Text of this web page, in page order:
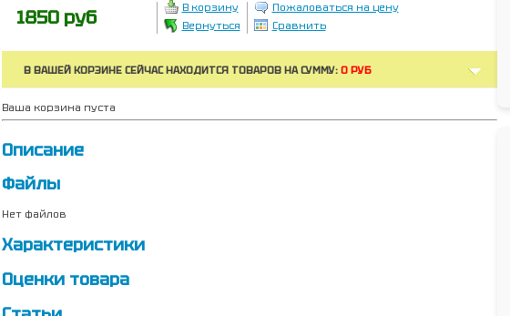
1850 руб
В корзину
Вернуться
Пожаловаться на цену
Сравнить
В ВАШЕЙ КОРЗИНЕ СЕЙЧАС НАХОДИТСЯ ТОВАРОВ НА СУММУ: 0 РУБ
Ваша корзина пуста
Описание
Файлы
Нет файлов
Характеристики
Оценки товара